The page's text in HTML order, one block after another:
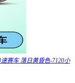
赛车 落日黄昏色-7120小